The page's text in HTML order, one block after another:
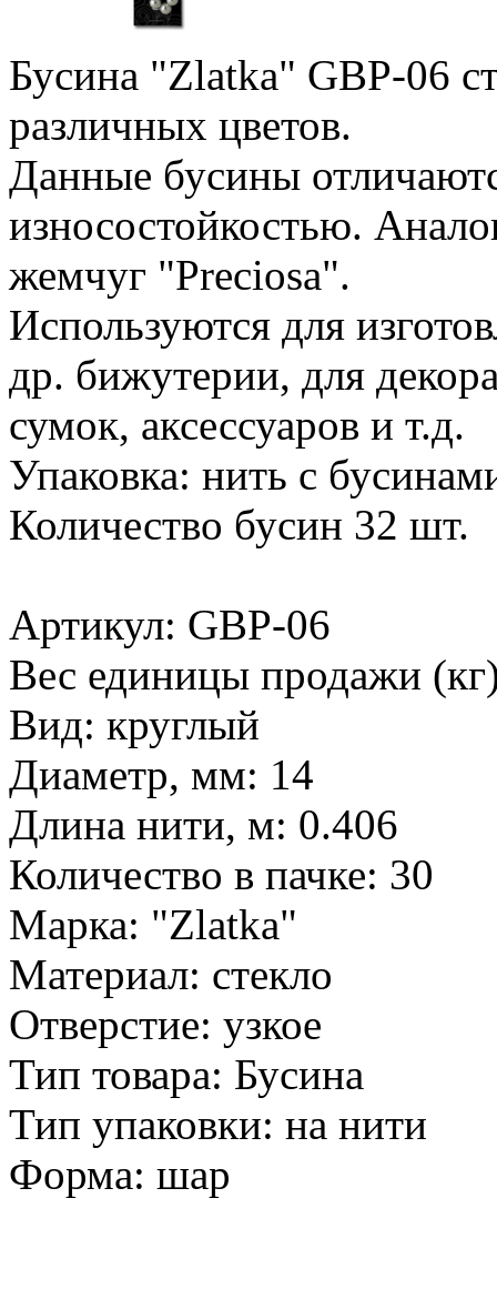
Бусина "Zlatka" GBP-06
различных цветов.
Данные бусины
износостойкостью.
жемчуг "Preciosa".
Используются для
др. бижутерии, для
сумок, аксессуаров и т.д.
Упаковка: нить с
Количество бусин 32 шт.
Артикул: GBP-06
Вес единицы продажи
Вид: круглый
Диаметр, мм: 14
Длина нити, м: 0.406
Количество в пачке: 30
Марка: "Zlatka"
Материал: стекло
Отверстие: узкое
Тип товара: Бусина
Тип упаковки: на нити
Форма: шар